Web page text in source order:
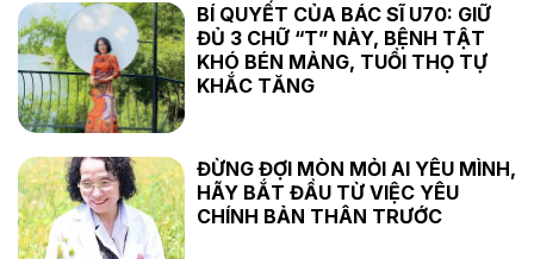
BÍ QUYẾT CỦA BÁC SĨ U70: GIỮ
ĐỦ 3 CHỮ “T” NÀY, BỆNH TẬT
KHÓ BÉN MẢNG, TUỔI THỌ TỰ
KHẮC TĂNG
ĐỪNG ĐỢI MÒN MỎI AI YÊU MÌNH,
HÃY BẮT ĐẦU TỪ VIỆC YÊU
CHÍNH BẢN THÂN TRƯỚC